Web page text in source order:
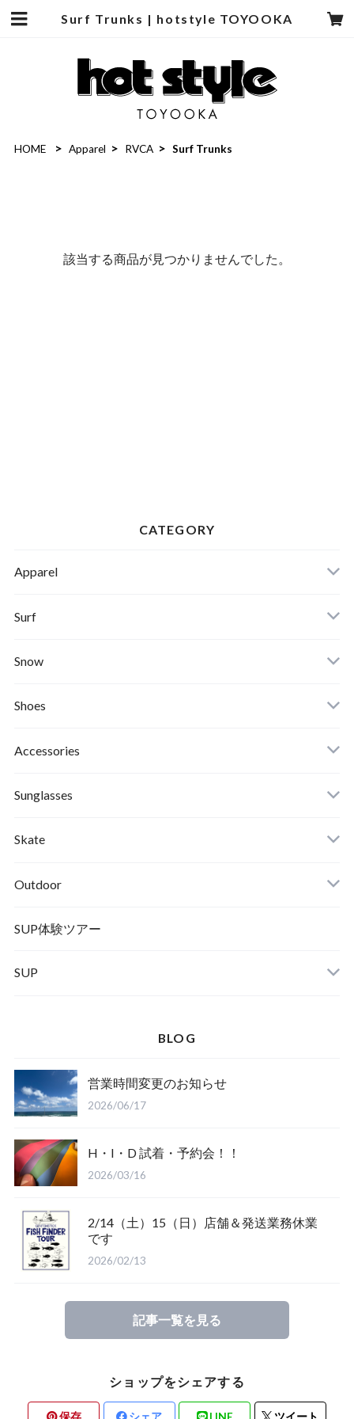
Surf Trunks | hotstyle TOYOOKA
HOME Apparel RVCA Surf Trunks
該当する商品が見つかりませんでした。
CATEGORY
Apparel
Banks Journal
Critical Slide(TCSS)
Afends
Roial
RVCA
ACER
Turn Me On
KAYA
Salty Crew
Surf
Surfboards
Wetsuits,Rush Guard
Winter Goods
Snow
Board
Binding
Boots
Bc Gear
Goggle
Helmet
SOX
Glove
Shoes
Sandals
Shoes
Winter Shoes
Accessories
Other
Sunglasses
Skate
Outdoor
Norrona
SUP体験ツアー
SUP
BLOG
営業時間変更のお知らせ
2026/06/17
H・I・D 試着・予約会！！
2026/03/16
2/14（土）15（日）店舗＆発送業務休業
です
2026/02/13
記事一覧を見る
ショップをシェアする